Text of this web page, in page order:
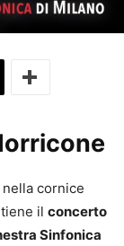
cornice
il concerto
Sinfonica